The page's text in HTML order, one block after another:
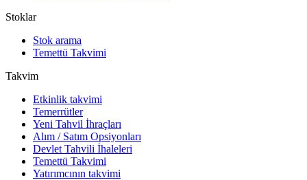
Stoklar
Stok arama
Temettü Takvimi
Takvim
Etkinlik takvimi
Temerrütler
Yeni Tahvil İhraçları
Alım / Satım Opsiyonları
Devlet Tahvili İhaleleri
Temettü Takvimi
Yatırımcının takvimi